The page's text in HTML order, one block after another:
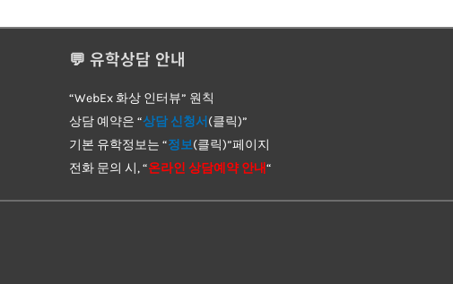
💬 유학상담 안내
“WebEx 화상 인터뷰” 원칙
상담 예약은 “상담 신청서 (클릭)”
기본 유학정보는 “정보(클릭)”페이지
전화 문의 시, “온라인 상담예약 안내“